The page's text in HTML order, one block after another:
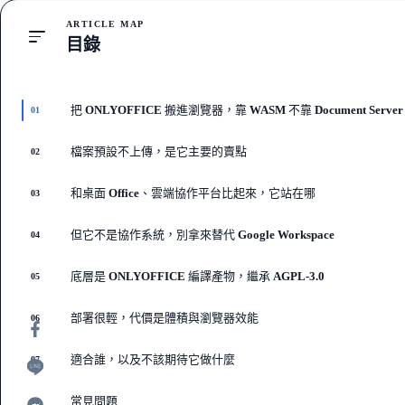
ARTICLE MAP
目錄
01 把 ONLYOFFICE 搬進瀏覽器，靠 WASM 不靠 Document Server
02 檔案預設不上傳，是它主要的賣點
03 和桌面 Office、雲端協作平台比起來，它站在哪
04 但它不是協作系統，別拿來替代 Google Workspace
05 底層是 ONLYOFFICE 編譯產物，繼承 AGPL-3.0
06 部署很輕，代價是體積與瀏覽器效能
07 適合誰，以及不該期待它做什麼
08 常見問題